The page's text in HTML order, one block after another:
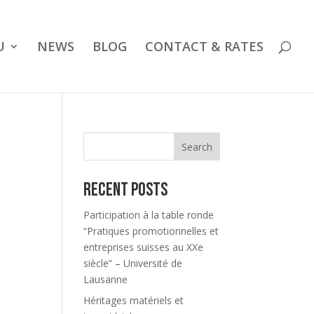
NEWS BLOG CONTACT & RATES
Search
Recent Posts
Participation à la table ronde
“Pratiques promotionnelles et
entreprises suisses au XXe
siècle” – Université de
Lausanne
Héritages matériels et